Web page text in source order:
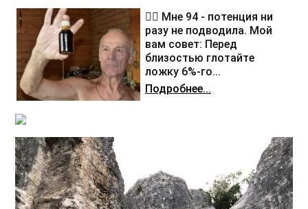
❤️‍🔥 Мне 94 - потенция ни
разу не подводила. Мой
вам совет: Перед
близостью глотайте
ложку 6%-го...
Подробнее...